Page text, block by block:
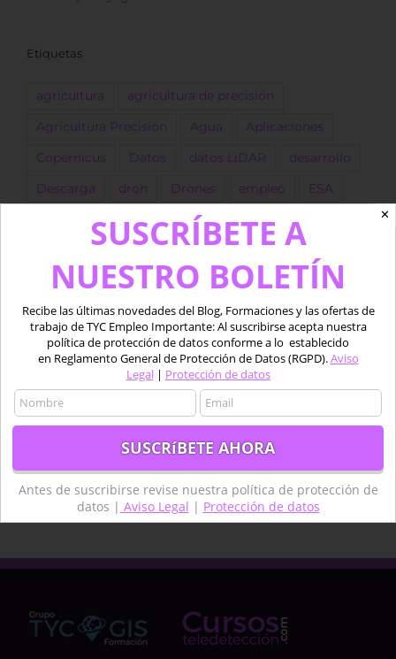
Etiquetas
agricultura agricultura de precisión
Agricultura Precisión Agua Aplicaciones
Copernicus Datos datos LiDAR desarrollo
Descarga dron Drones empleo ESA
Fotogrametría GEE GIS
Imágenes satélite ingeniero Landsat
LIDAR marino Medio acuático Oferta
piloto Pix4D procesado Python QGIS
Satélites sentinel SIG
Teledetcción Teledetección
✕
SUSCRÍBETE A
NUESTRO BOLETÍN
Recibe las últimas novedades del Blog, Formaciones y las ofertas de
trabajo de TYC Empleo Importante: Al suscribirse acepta nuestra
política de protección de datos conforme a lo establecido
en Reglamento General de Protección de Datos (RGPD).Aviso
Legal| Protección de datos
Antes de suscribirse revise nuestra política de protección de
datos | Aviso Legal | Protección de datos